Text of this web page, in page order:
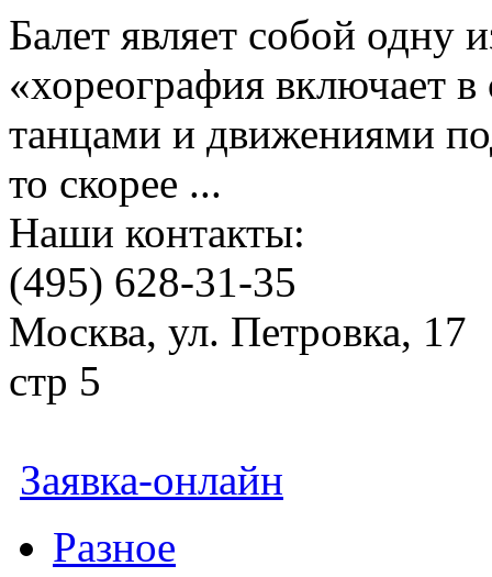
Балет являет собой одну
«хореография включает в
танцами и движениями
то скорее ...
Наши контакты:
(495) 628-31-35
Москва, ул. Петровка, 17
стр 5
Заявка-онлайн
Разное